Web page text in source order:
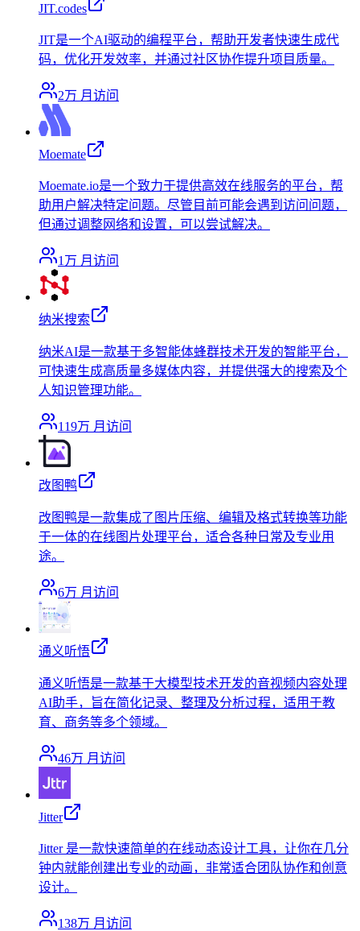
JIT.codes
JIT是一个AI驱动的编程平台，帮助开发者快速生成代
码，优化开发效率，并通过社区协作提升项目质量。
2万 月访问
Moemate
Moemate.io是一个致力于提供高效在线服务的平台，帮
助用户解决特定问题。尽管目前可能会遇到访问问题，
但通过调整网络和设置，可以尝试解决。
1万 月访问
纳米搜索
纳米AI是一款基于多智能体蜂群技术开发的智能平台，
可快速生成高质量多媒体内容，并提供强大的搜索及个
人知识管理功能。
119万 月访问
改图鸭
改图鸭是一款集成了图片压缩、编辑及格式转换等功能
于一体的在线图片处理平台，适合各种日常及专业用
途。
6万 月访问
通义听悟
通义听悟是一款基于大模型技术开发的音视频内容处理
AI助手，旨在简化记录、整理及分析过程，适用于教
育、商务等多个领域。
46万 月访问
Jitter
Jitter 是一款快速简单的在线动态设计工具，让你在几分
钟内就能创建出专业的动画，非常适合团队协作和创意
设计。
138万 月访问